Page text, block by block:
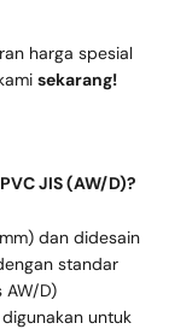
harga spesial
sekarang!
JIS (AW/D)?
dan didesain
standar
AW/D)
untuk